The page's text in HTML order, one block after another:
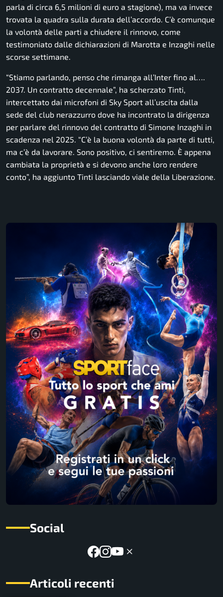
parla di circa 6,5 milioni di euro a stagione), ma va invece
trovata la quadra sulla durata dell’accordo. C’è comunque
la volontà delle parti a chiudere il rinnovo, come
testimoniato dalle dichiarazioni di Marotta e Inzaghi nelle
scorse settimane.
“Stiamo parlando, penso che rimanga all’Inter fino al….
2037. Un contratto decennale”, ha scherzato Tinti,
intercettato dai microfoni di Sky Sport all’uscita dalla
sede del club nerazzurro dove ha incontrato la dirigenza
per parlare del rinnovo del contratto di Simone Inzaghi in
scadenza nel 2025. “C’è la buona volontà da parte di tutti,
ma c’è da lavorare. Sono positivo, ci sentiremo. È appena
cambiata la proprietà e si devono anche loro rendere
conto”, ha aggiunto Tinti lasciando viale della Liberazione.
Social
Articoli recenti